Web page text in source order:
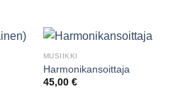
MUSIIKKI
Harmonikansoittaja
45,00 €